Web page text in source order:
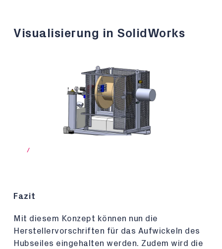
Visualisierung in SolidWorks
/
Fazit
Mit diesem Konzept können nun die
Herstellervorschriften für das Aufwickeln des
Hubseiles eingehalten werden. Zudem wird die